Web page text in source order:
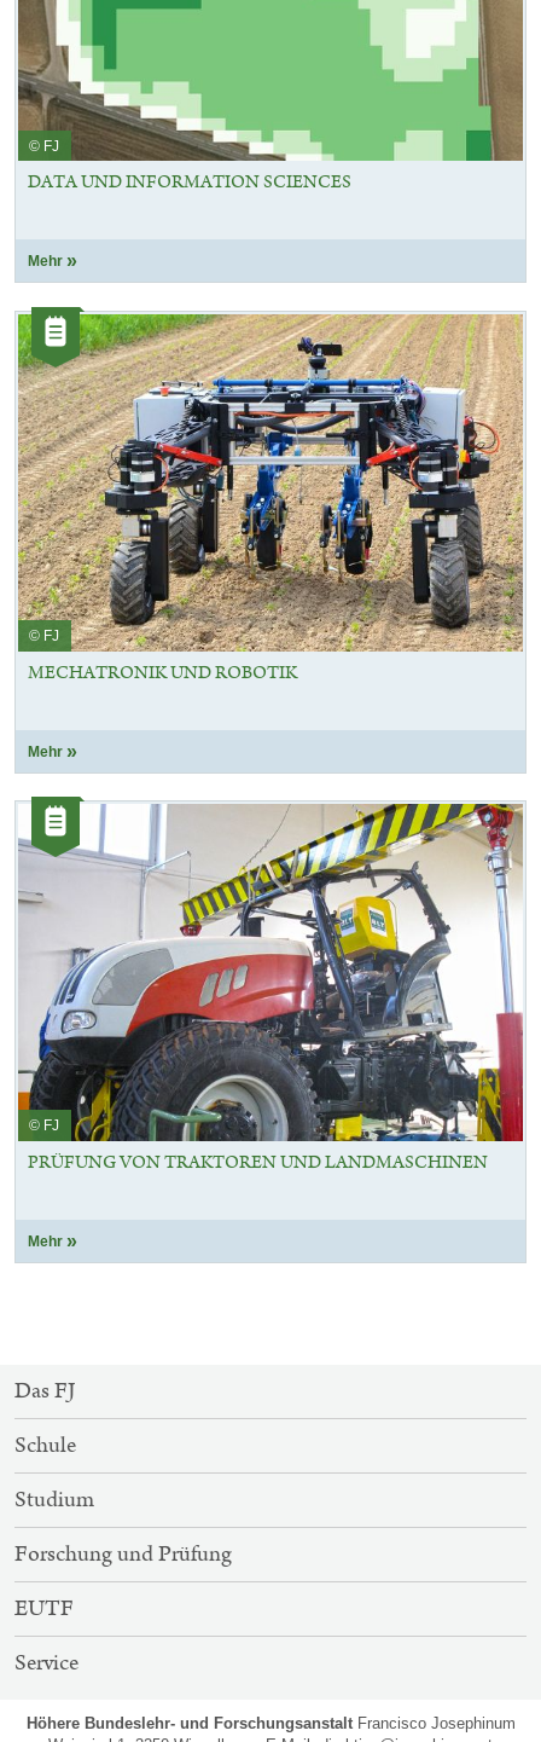
© FJ
DATA UND INFORMATION SCIENCES
Mehr
Kategorie:
Artikel
© FJ
MECHATRONIK UND ROBOTIK
Mehr
Kategorie:
Artikel
© FJ
PRÜFUNG VON TRAKTOREN UND LANDMASCHINEN
Mehr
SITEMAP-
NAVIGATION
Das FJ
Schule
Studium
Forschung und Prüfung
EUTF
Service
Höhere Bundeslehr- und ForschungsanstaltFrancisco Josephinum